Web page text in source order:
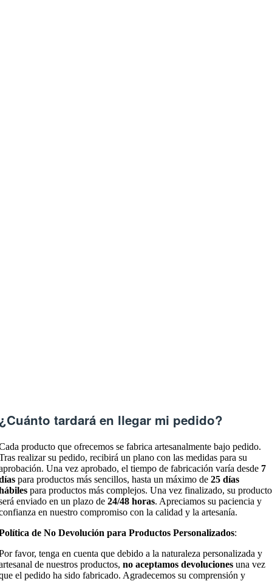
tardará en llegar mi pedido?
producto que ofrecemos se fabrica artesanalmente bajo pedido.
realizar su pedido, recibirá un plano con las medidas para su
Una vez aprobado, el tiempo de fabricación varía desde 7
para productos más sencillos, hasta un máximo de 25 días
para productos más complejos. Una vez finalizado, su producto
enviado en un plazo de 24/48 horas. Apreciamos su paciencia y
en nuestro compromiso con la calidad y la artesanía.
de No Devolución para Productos Personalizados:
favor, tenga en cuenta que debido a la naturaleza personalizada y
de nuestros productos, no aceptamos devoluciones una vez
el pedido ha sido fabricado. Agradecemos su comprensión y